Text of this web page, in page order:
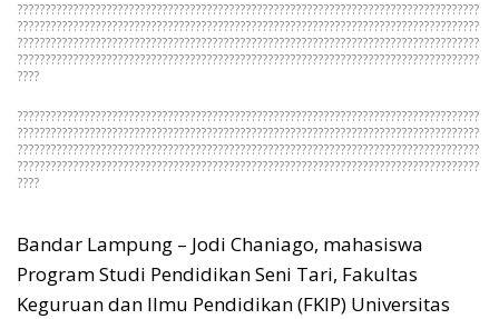
???????????????????????????????????????????????????????????????????????????????????
???????????????????????????????????????????????????????????????????????????????????
???????????????????????????????????????????????????????????????????????????????????
???????????????????????????????????????????????????????????????????????????????????
????
???????????????????????????????????????????????????????????????????????????????????
???????????????????????????????????????????????????????????????????????????????????
???????????????????????????????????????????????????????????????????????????????????
???????????????????????????????????????????????????????????????????????????????????
????
Bandar Lampung – Jodi Chaniago, mahasiswa
Program Studi Pendidikan Seni Tari, Fakultas
Keguruan dan Ilmu Pendidikan (FKIP) Universitas